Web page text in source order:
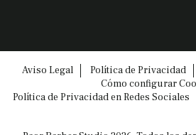
Aviso Legal Política de Privacidad
Cómo configurar
Política de Privacidad en Redes Sociales